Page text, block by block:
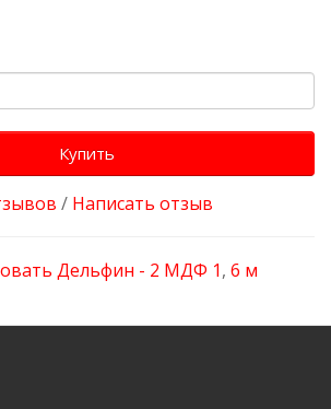
Купить
/ Написать отзыв
Дельфин - 2 МДФ 1, 6 м